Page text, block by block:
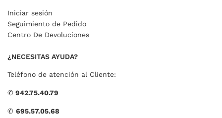
Iniciar sesión
Seguimiento de Pedido
Centro De Devoluciones
¿NECESITAS AYUDA?
Teléfono de atención al Cliente:
✆ 942.75.40.79
✆ 695.57.05.68